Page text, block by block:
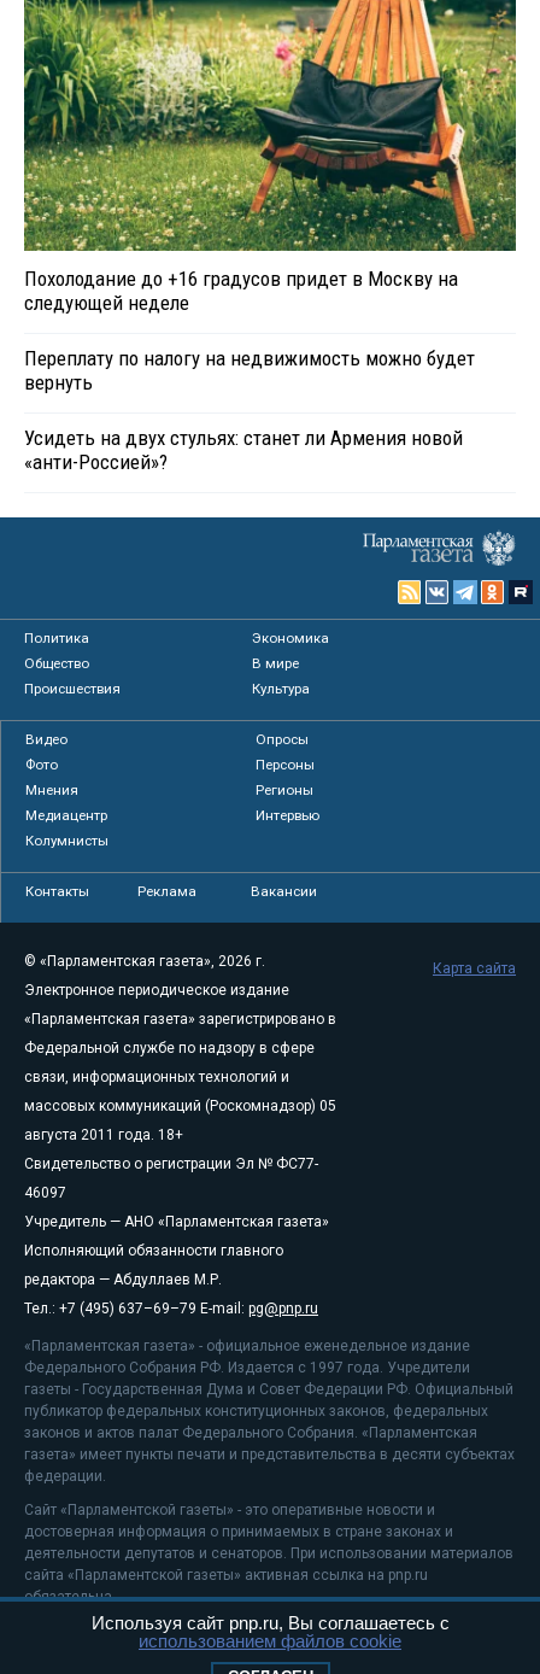
Похолодание до +16 градусов придет в Москву на
следующей неделе
Переплату по налогу на недвижимость можно будет
вернуть
Усидеть на двух стульях: станет ли Армения новой
«анти-Россией»?
Политика
Экономика
Общество
В мире
Происшествия
Культура
Видео
Опросы
Фото
Персоны
Мнения
Регионы
Медиацентр
Интервью
Колумнисты
Контакты Реклама Вакансии
© «Парламентская газета», 2026 г.
Электронное периодическое издание
«Парламентская газета» зарегистрировано в
Федеральной службе по надзору в сфере
связи, информационных технологий и
массовых коммуникаций (Роскомнадзор) 05
августа 2011 года. 18+
Свидетельство о регистрации Эл № ФС77-
46097
Учредитель — АНО «Парламентская газета»
Исполняющий обязанности главного
редактора — Абдуллаев М.Р.
Тел.: +7 (495) 637–69–79 E-mail: pg@pnp.ru
«Парламентская газета» - официальное еженедельное издание
Федерального Собрания РФ. Издается с 1997 года. Учредители
газеты - Государственная Дума и Совет Федерации РФ. Официальный
публикатор федеральных конституционных законов, федеральных
законов и актов палат Федерального Собрания. «Парламентская
газета» имеет пункты печати и представительства в десяти субъектах
федерации.
Сайт «Парламентской газеты» - это оперативные новости и
достоверная информация о принимаемых в стране законах и
деятельности депутатов и сенаторов. При использовании материалов
сайта «Парламентской газеты» активная ссылка на pnp.ru
обязательна.
На информационном ресурсе применяютсярекомендательные
Карта сайта
Используя сайт pnp.ru, Вы соглашаетесь с
использованием файлов cookie